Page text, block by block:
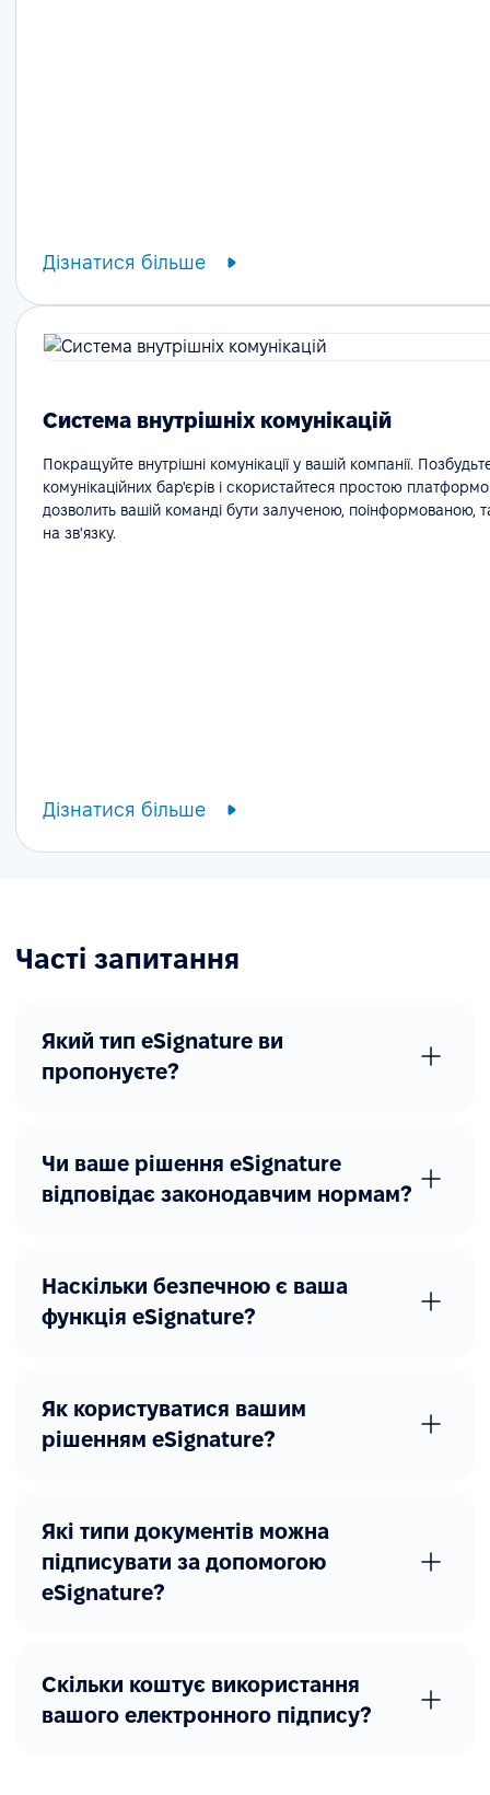
Дізнатися більше
Система внутрішніх комунікацій
Покращуйте внутрішні комунікації у вашій компанії.
комунікаційних бар'єрів і скористайтеся простою
дозволить вашій команді бути залученою, поінформованою,
на зв'язку.
Дізнатися більше
Часті запитання
Який тип eSignature ви
пропонуєте?
Чи ваше рішення eSignature
відповідає законодавчим нормам?
Наскільки безпечною є ваша
функція eSignature?
Як користуватися вашим
рішенням eSignature?
Які типи документів можна
підписувати за допомогою
еSignature?
Скільки коштує використання
вашого електронного підпису?